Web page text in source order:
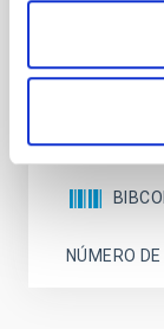
Fecha
NÚMERO